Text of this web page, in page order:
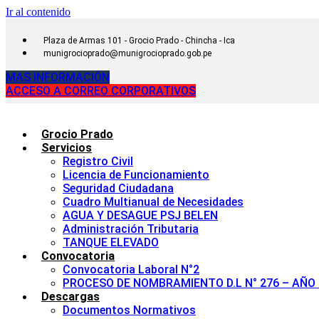
Ir al contenido
Plaza de Armas 101 - Grocio Prado - Chincha - Ica
munigrocioprado@munigrocioprado.gob.pe
MAS INFORMACIÓN
ACCESO A CORREO CORPORATIVOS
Grocio Prado
Servicios
Registro Civil
Licencia de Funcionamiento
Seguridad Ciudadana
Cuadro Multianual de Necesidades
AGUA Y DESAGUE PSJ BELEN
Administración Tributaria
TANQUE ELEVADO
Convocatoria
Convocatoria Laboral N°2
PROCESO DE NOMBRAMIENTO D.L N° 276 –
Descargas
Documentos Normativos